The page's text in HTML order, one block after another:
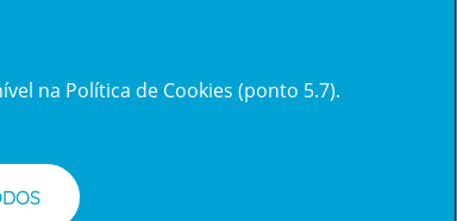
Reclamações e Elogios
na Política de Cookies (ponto 5.7).